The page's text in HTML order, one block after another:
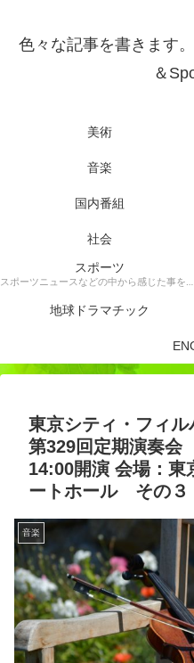
色々な記事を書きます
＆
美術
音楽
国内番組
社会
スポーツ
スポーツニュースなどの中から感じた事を書きます。
地球ドラマチック
東京シティ・フィ
第329回定期演奏会
14:00開演 会場：東
ートホール その３
音楽